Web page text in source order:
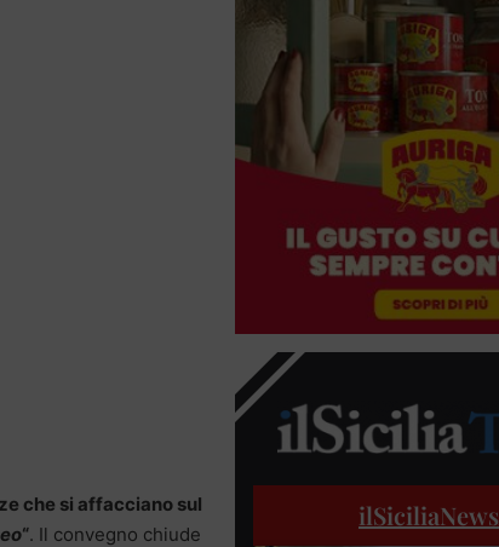
che si affacciano sul
“. Il convegno chiude
ilSiciliaNews